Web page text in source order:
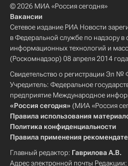
© 2026 МИА «Россия сегодня»
Вакансии
Сетевое издание РИА Новости
в Федеральной службе по надзору в
информационных технологий и
(Роскомнадзор) 08 апреля 2014
Свидетельство о регистрации Эл
Учредитель: Федеральное
предприятие Международное
«Россия сегодня» (МИА «Россия
Правила использования
Политика конфиденциальности
Правила применения
Главный редактор: Гаврилова А.В.
Адрес электронной почты Редакции: